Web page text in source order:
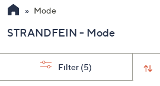
Sie
Pfeiltasten
nach
und
Mode
STRANDFEIN - Mode
Filter (5)